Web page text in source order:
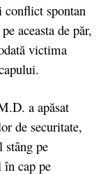
spontan
aceasta de păr,
victima
a apăsat
de securitate,
pe
cap pe